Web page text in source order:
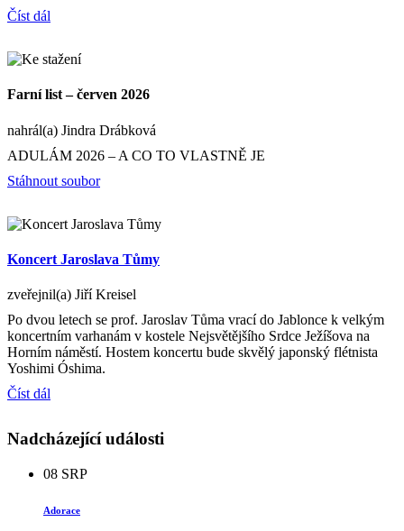
Číst dál
Farní list – červen 2026
nahrál(a) Jindra Drábková
ADULÁM 2026 – A CO TO VLASTNĚ JE
Stáhnout soubor
Koncert Jaroslava Tůmy
zveřejnil(a) Jiří Kreisel
Po dvou letech se prof. Jaroslav Tůma vrací do Jablonce k velkým
koncertním varhanám v kostele Nejsvětějšího Srdce Ježíšova na
Horním náměstí. Hostem koncertu bude skvělý japonský flétnista
Yoshimi Óshima.
Číst dál
Nadcházející události
08 SRP
Adorace